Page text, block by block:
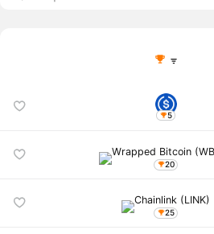
5
20
25